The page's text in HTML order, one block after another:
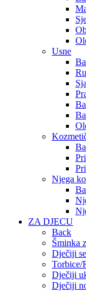
Usne
Njega
ZA DJECU
Back
Šminka
Dječiji
Torbice/
Dječiji
Dječiji